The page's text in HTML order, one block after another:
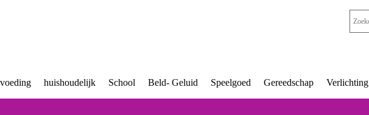
huishoudelijk School Beld- Geluid Speelgoed Gereedschap Verlichting